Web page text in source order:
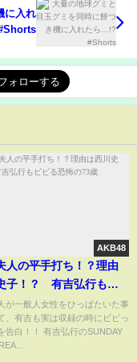
に入れ
AKB48
人の平手打ち！？理由
子！？ 有吉弘行もビ
の73歳
が一般人女性をひっぱたいた事
、有吉も実は収録の時にビビっ
告白！！ 有吉弘行のSUNDAY